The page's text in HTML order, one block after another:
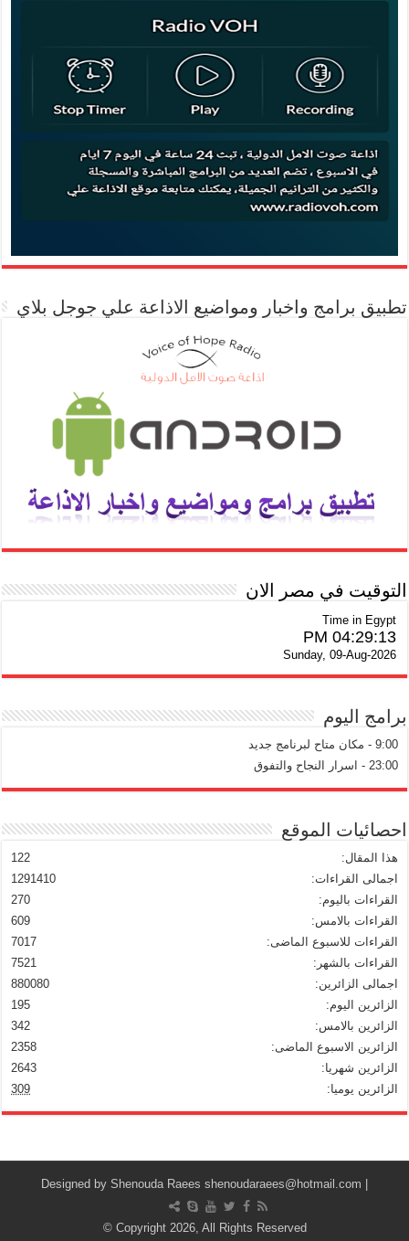
تطبيق برامج واخبار ومواضيع الاذاعة علي جوجل بلاي
التوقيت في مصر الان
Time in Egypt
04:29:13 PM
Sunday, 09-Aug-2026
برامج اليوم
9:00 - مكان متاح لبرنامج جديد
23:00 - اسرار النجاح والتفوق
احصائيات الموقع
122
هذا المقال:
1291410
اجمالى القراءات:
270
القراءات باليوم:
609
القراءات بالامس:
7017
القراءات للاسبوع الماضى:
7521
القراءات بالشهر:
880080
اجمالى الزائرين:
195
الزائرين اليوم:
342
الزائرين بالامس:
2358
الزائرين الاسبوع الماضى:
2643
الزائرين شهريا:
309
الزائرين يوميا:
Shenouda Raees shenoudaraees@hotmail.com
© Copyright 2026, All Rights Reserved